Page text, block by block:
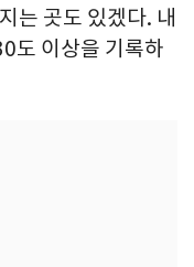
는 곳도 있겠다. 내
도 이상을 기록하